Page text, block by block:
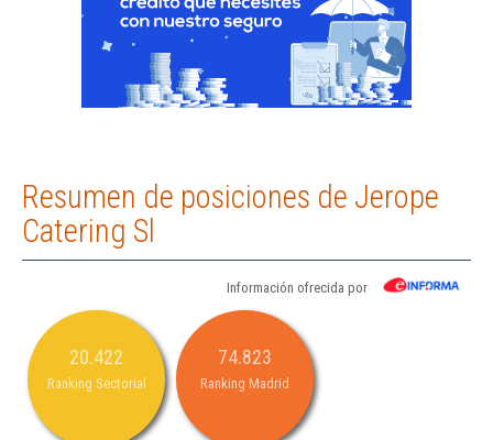
Resumen de posiciones de Jerope
Catering Sl
Información ofrecida por
20.422
Ranking Sectorial
74.823
Ranking Madrid